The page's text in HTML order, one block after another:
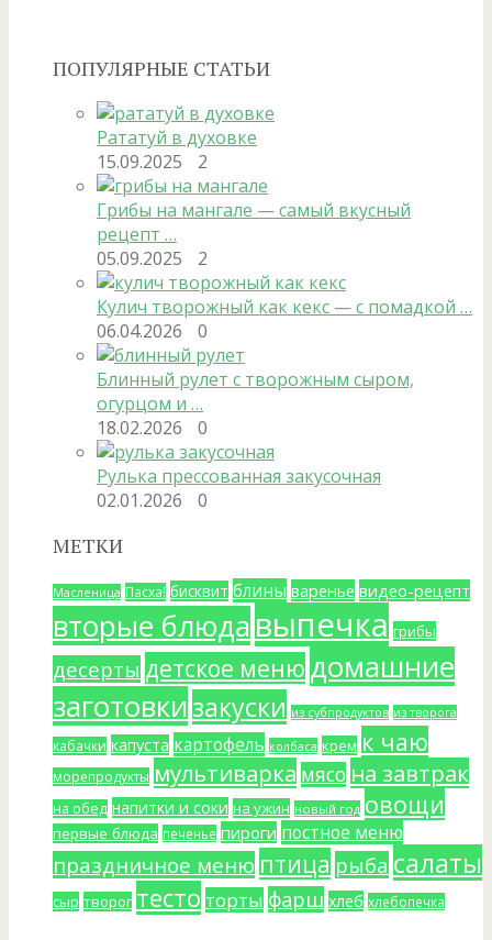
ПОПУЛЯРНЫЕ СТАТЬИ
Рататуй в духовке
15.09.2025
2
Грибы на мангале — самый вкусный
рецепт …
05.09.2025
2
Кулич творожный как кекс — с помадкой …
06.04.2026
0
Блинный рулет с творожным сыром,
огурцом и …
18.02.2026
0
Рулька прессованная закусочная
02.01.2026
0
МЕТКИ
Масленица Пасха! бисквит блины варенье видео-рецепт
вторые блюдавыпечка грибы
десерты детское меню домашние
заготовкизакуски из субпродуктов из творога
кабачки капуста картофель колбаса крем к чаю
морепродукты мультиварка мясо на завтрак
на обед напитки и соки на ужин новый год овощи
первые блюда печенье пироги постное меню
праздничное меню птица рыба салаты
сыр творог тесто торты фарш хлеб хлебопечка